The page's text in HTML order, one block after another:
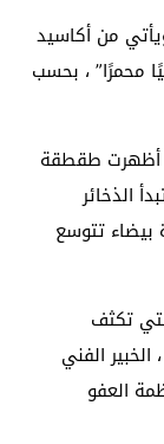
من أكاسيد
محمرًا” ، بحسب
أظهرت طقطقة
الذخائر
بيضاء تتوسع
تكثف
الفني
العفو